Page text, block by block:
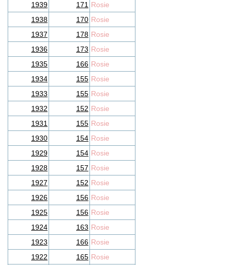
1939
171 Rosie
1938
170 Rosie
1937
178 Rosie
1936
173 Rosie
1935
166 Rosie
1934
155 Rosie
1933
155 Rosie
1932
152 Rosie
1931
155 Rosie
1930
154 Rosie
1929
154 Rosie
1928
157 Rosie
1927
152 Rosie
1926
156 Rosie
1925
156 Rosie
1924
163 Rosie
1923
166 Rosie
1922
165 Rosie